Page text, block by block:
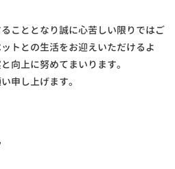
こととなり誠に心苦しい限りではご
トとの生活をお迎えいただけるよ
向上に努めてまいります。
申し上げます。